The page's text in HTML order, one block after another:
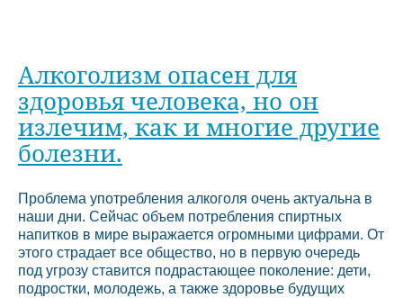
Алкоголизм опасен для
здоровья человека, но он
излечим, как и многие другие
болезни.
Проблема употребления алкоголя очень актуальна в
наши дни. Сейчас объем потребления спиртных
напитков в мире выражается огромными цифрами. От
этого страдает все общество, но в первую очередь
под угрозу ставится подрастающее поколение: дети,
подростки, молодежь, а также здоровье будущих